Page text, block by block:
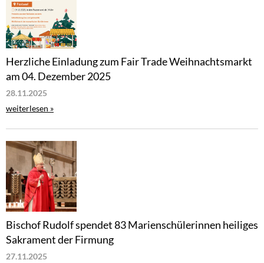
Herzliche Einladung zum Fair Trade Weihnachtsmarkt
am 04. Dezember 2025
28.11.2025
weiterlesen »
Bischof Rudolf spendet 83 Marienschülerinnen heiliges
Sakrament der Firmung
27.11.2025